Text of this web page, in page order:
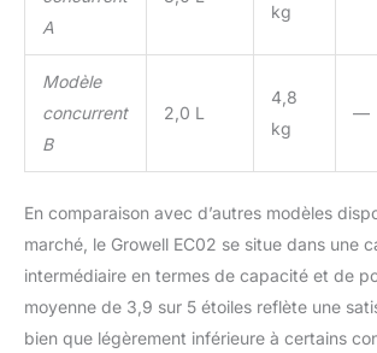
De plus, les
d'énergie, ne
qu'environ 25
réduire les
déchets et à
la protection de
place et
: avec un
A
kg
Modèle
concurrent
B
2,0 L
4,8
kg
—
En comparaison avec d’autres modèles
marché, le Growell EC02 se situe dans une
intermédiaire en termes de capacité et de
moyenne de 3,9 sur 5 étoiles reflète une
bien que légèrement inférieure à certains